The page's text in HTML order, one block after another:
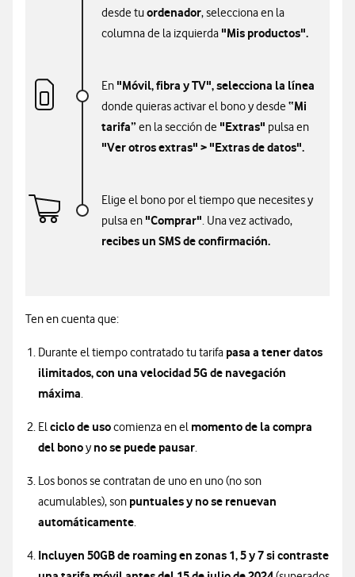
desde tuordenador, selecciona en la
columna de la izquierda "Mis productos".
En "Móvil, fibra y TV", selecciona la línea
donde quieras activar el bono y desde “Mi
tarifa”en la sección de "Extras" pulsa en
"Ver otros extras" > "Extras de datos".
Elige el bono por el tiempo que necesites y
pulsa en "Comprar". Una vez activado,
recibes un SMS de confirmación.
Ten en cuenta que:
Durante el tiempo contratado tu tarifa pasa a tener datos
ilimitados, con una velocidad 5G de navegación
máxima.
Elciclo de usocomienza en el momento de la compra
del bonoy no se puede pausar.
Los bonos se contratan de uno en uno (no son
acumulables), son puntuales y no se renuevan
automáticamente.
Incluyen 50GB de roaming en zonas 1, 5 y 7 si contraste